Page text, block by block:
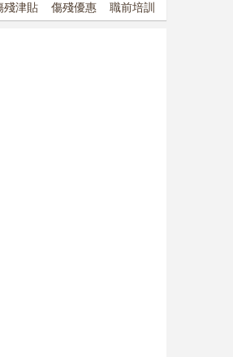
殘津貼 傷殘優惠 職前培訓